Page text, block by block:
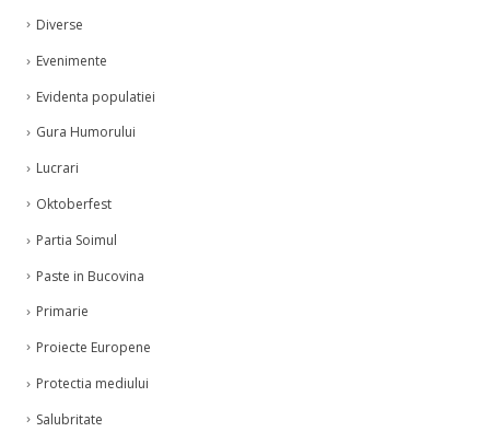
Diverse
Evenimente
Evidenta populatiei
Gura Humorului
Lucrari
Oktoberfest
Partia Soimul
Paste in Bucovina
Primarie
Proiecte Europene
Protectia mediului
Salubritate